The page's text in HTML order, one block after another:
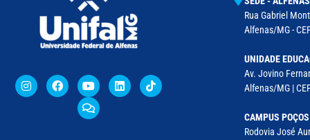
Rua Gabriel
Alfenas/MG -
UNIDADE
Av. Jovino
Alfenas/MG |
CAMPUS
Rodovia José